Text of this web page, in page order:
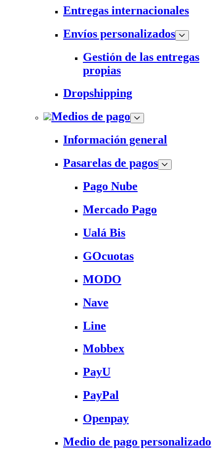
Entregas internacionales
Envíos personalizados
Gestión de las entregas
propias
Dropshipping
Medios de pago
Información general
Pasarelas de pagos
Pago Nube
Mercado Pago
Ualá Bis
GOcuotas
MODO
Nave
Line
Mobbex
PayU
PayPal
Openpay
Medio de pago personalizado